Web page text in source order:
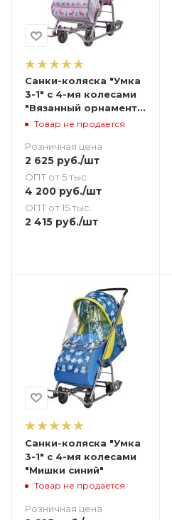
Санки-коляска "Умка
3-1" с 4-мя колесами
"Вязанный орнамент"
розовый
Товар не продается
Розничная цена
2 625 руб./шт
ОПТ от 5 тыс.
4 200 руб./шт
ОПТ от 15 тыс.
2 415 руб./шт
Санки-коляска "Умка
3-1" с 4-мя колесами
"Мишки синий"
Товар не продается
Розничная цена